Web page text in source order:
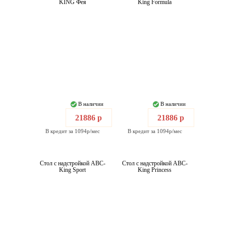
KING Фея
В наличии
21886 р
В кредит за 1094р/мес
King Formula
В наличии
21886 р
В кредит за 1094р/мес
Стол с надстройкой ABC-
King Sport
Стол с надстройкой ABC-
King Princess